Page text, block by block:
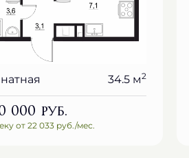
34.5 м2
000 руб.
от 22 033 руб./мес.